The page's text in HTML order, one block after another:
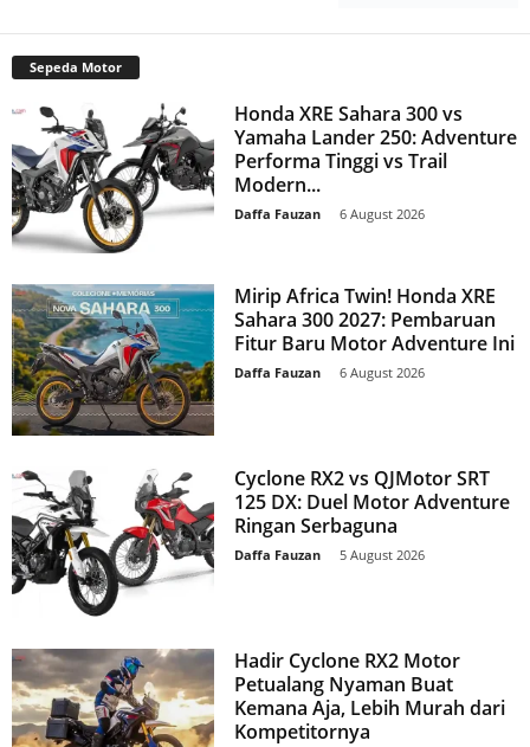
Sepeda Motor
Honda XRE Sahara 300 vs
Yamaha Lander 250: Adventure
Performa Tinggi vs Trail
Modern...
Daffa Fauzan 6 August 2026
Mirip Africa Twin! Honda XRE
Sahara 300 2027: Pembaruan
Fitur Baru Motor Adventure Ini
Daffa Fauzan 6 August 2026
Cyclone RX2 vs QJMotor SRT
125 DX: Duel Motor Adventure
Ringan Serbaguna
Daffa Fauzan 5 August 2026
Hadir Cyclone RX2 Motor
Petualang Nyaman Buat
Kemana Aja, Lebih Murah dari
Kompetitornya